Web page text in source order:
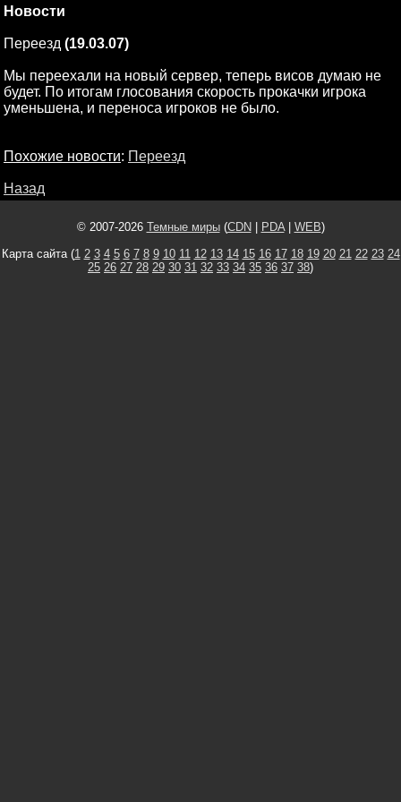
Новости
Переезд (19.03.07)
Мы переехали на новый сервер, теперь висов думаю не
будет. По итогам глосования скорость прокачки игрока
уменьшена, и переноса игроков не было.
Похожие новости: Переезд
Назад
© 2007-2026 Темные миры(CDN PDA| WEB)
Карта сайта (1 2 3 4 5 6 7 8 9 10 11 12 13 14 15 16 17 18 19 20 21 22 23 24
25 26 27 28 29 30 31 32 33 34 35 36 37 38)